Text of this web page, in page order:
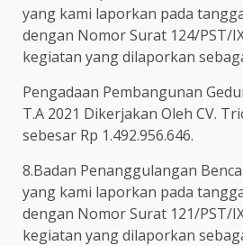
yang kami laporkan pada
dengan Nomor Surat 124/PST/
kegiatan yang dilaporkan
Pengadaan Pembangunan
T.A 2021 Dikerjakan Oleh CV.
sebesar Rp 1.492.956.646.
8.Badan Penanggulangan
yang kami laporkan pada
dengan Nomor Surat 121/PST/
kegiatan yang dilaporkan